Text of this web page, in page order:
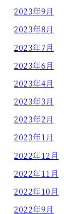
2023年9月
2023年8月
2023年7月
2023年6月
2023年4月
2023年3月
2023年2月
2023年1月
2022年12月
2022年11月
2022年10月
2022年9月